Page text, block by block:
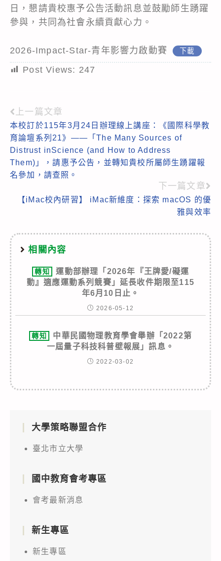
日，懇請貴校惠予公告活動訊息並鼓勵師生踴躍
參與，共同為社會永續貢獻心力。
2026-Impact-Star-青年影響力啟動賽 下載
Post Views: 247
Read
more
articles
上一篇文章
本校訂於115年3月24日辦理線上講座：《國際科學教
育論壇系列21》——「The Many Sources of
Distrust inScience (and How to Address
Them)」，請惠予公告，並轉知貴校所屬師生踴躍報
名參加，請查照。
下一篇文章
【iMac校內研習】 iMac新維度：探索 macOS 的優
雅與效率
相關內容
轉知
運動部辦理「2026年『王牌愛/礙運
動』適應運動系列競賽」延長收件期限至115
年6月10日止。
2026-05-12
轉知
中華民國物理教育學會舉辦「2022第
一屆量子科技科普壁報展」訊息。
2022-03-02
大學策略聯盟合作
臺北市立大學
國中教育會考專區
會考最新消息
新生專區
新生專區